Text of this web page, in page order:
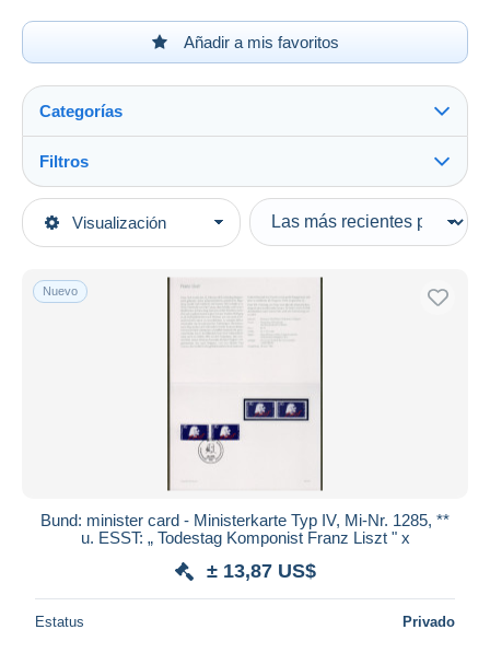
Añadir a mis favoritos
Visualización
Categorías
Categorías principales
Europa
República Federal
Cartas & documentos
Filtros
Tipo de venta
Activas
Precios fijos
Subasta con ofertas
Subastas sin pujas
Todas las duraciones
Cerrando dentro
Nuevo
Bund: minister card - Ministerkarte Typ IV, Mi-Nr. 1285, **
u. ESST: „ Todestag Komponist Franz Liszt " x
± 13,87 US$
Estatus Privado